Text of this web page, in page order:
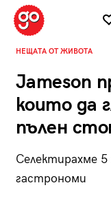
НЕЩАТА ОТ ЖИВОТА
Jameson
които да
пълен
Селектирахме
гастрономи